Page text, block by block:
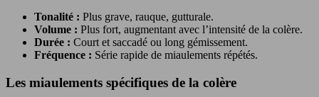
Tonalité : Plus grave, rauque, gutturale.
Volume : Plus fort, augmentant avec l’intensité de la colère.
Durée : Court et saccadé ou long gémissement.
Fréquence : Série rapide de miaulements répétés.
Les miaulements spécifiques de la colère